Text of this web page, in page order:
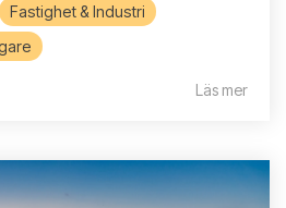
Fastighet & Industri
Läs mer